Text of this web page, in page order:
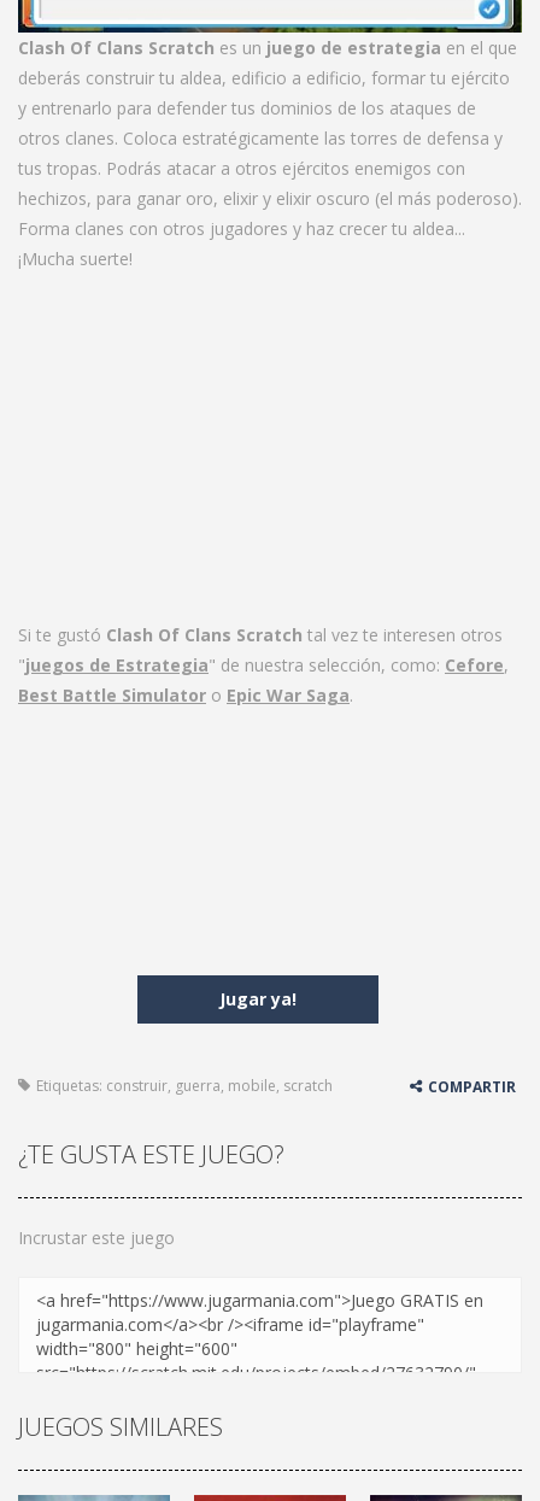
Jugar ya!
Clash Of Clans Scratch es un juego de estrategia en el que
deberás construir tu aldea, edificio a edificio, formar tu ejército
y entrenarlo para defender tus dominios de los ataques de
otros clanes. Coloca estratégicamente las torres de defensa y
tus tropas. Podrás atacar a otros ejércitos enemigos con
hechizos, para ganar oro, elixir y elixir oscuro (el más poderoso).
Forma clanes con otros jugadores y haz crecer tu aldea...
¡Mucha suerte!
Si te gustó Clash Of Clans Scratch tal vez te interesen otros
"juegos de Estrategia" de nuestra selección, como: Cefore,
Best Battle Simulator o Epic War Saga.
Etiquetas: construir, guerra, mobile, scratch COMPARTIR
¿TE GUSTA ESTE JUEGO?
Incrustar este juego
JUEGOS SIMILARES